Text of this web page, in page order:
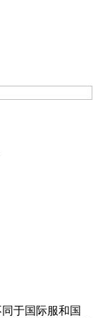
于国际服和国